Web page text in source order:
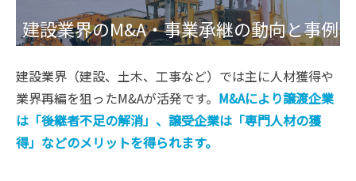
建設業界のM&A・事業承継の動向と事例
建設業界（建設、土木、工事など）では主に人材獲得や
業界再編を狙ったM&Aが活発です。 M&Aにより譲渡企業
は「後継者不足の解消」、譲受企業は「専門人材の獲
得」などのメリットを得られます。